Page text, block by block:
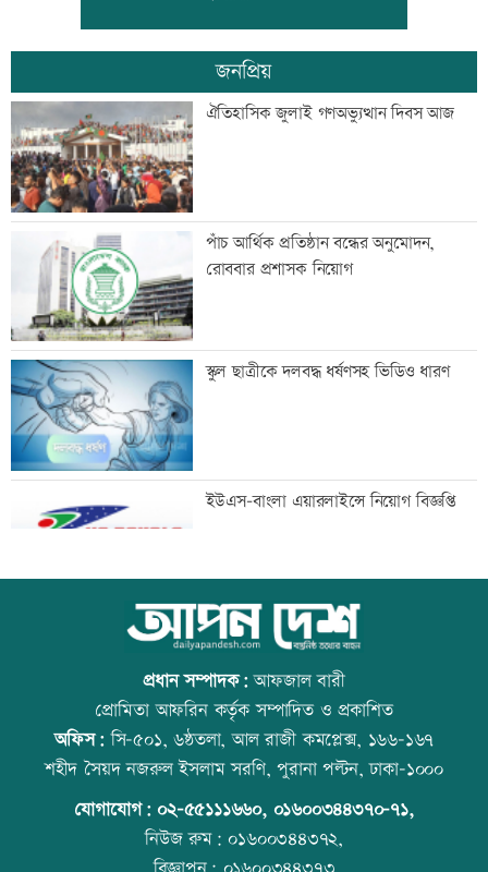
শেখ হাসিনা-হাদির খুনিদের ফেরত চায়
বাংলাদেশ
বেসরকারি গবেষণা সংস্থা সিপিডিতে চাকরির
সুযোগ
আলোচনা খুব ভালো হয়েছে, সবই ইতিবাচক:
ভারতের হাইকমিশনার
মানবিক বিভাগের অর্ধেকের বেশি শিক্ষার্থী
অকৃতকার্য
মেধার শতভাগ নিরপেক্ষ মূল্যায়ন নিশ্চিত করা
হয়েছে: মাহ্দী আমিন
এসএসসির ফলাফল পুনর্নিরীক্ষণের আবেদন
করবেন যেভাবে
জনপ্রিয়
ঐতিহাসিক জুলাই গণঅভ্যুত্থান দিবস আজ
পাঁচ আর্থিক প্রতিষ্ঠান বন্ধের অনুমোদন,
রোববার প্রশাসক নিয়োগ
স্কুল ছাত্রীকে দলবদ্ধ ধর্ষণসহ ভিডিও ধারণ
ইউএস-বাংলা এয়ারলাইন্সে নিয়োগ বিজ্ঞপ্তি
আজ স্বর্ণ-রুপা যে দামে বিক্রি হচ্ছে
কাঁচা মরিচের দাম কমলেও ডিমের দাম
প্রধান সম্পাদক:আফজাল বারী
প্রোমিতা আফরিন কর্তৃক সম্পাদিত ও প্রকাশিত
অফিস:সি-৫০১, ৬ষ্ঠতলা, আল রাজী কমপ্লেক্স, ১৬৬-১৬৭
শহীদ সৈয়দ নজরুল ইসলাম সরণি, পুরানা পল্টন, ঢাকা-১০০০
যোগাযোগ: ০২-৫৫১১১৬৬০, ০১৬০০৩৪৪৩৭০-৭১,
নিউজ রুম:০১৬০০৩৪৪৩৭২,